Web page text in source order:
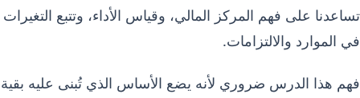
تساعدنا على فهم المركز المالي، وقياس الأداء، وتتبع التغيرات
في الموارد والالتزامات.
فهم هذا الدرس ضروري لأنه يضع الأساس الذي تُبنى عليه بقية